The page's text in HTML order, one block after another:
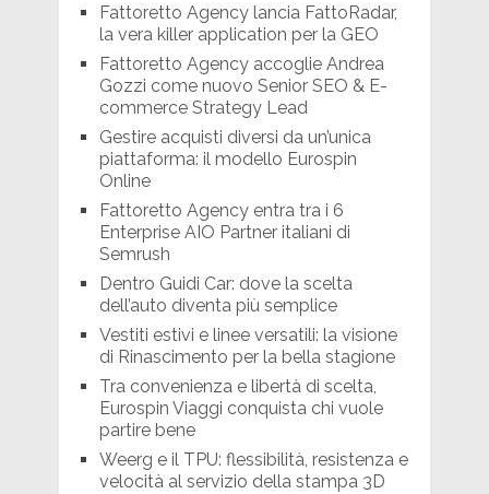
Fattoretto Agency lancia FattoRadar,
la vera killer application per la GEO
Fattoretto Agency accoglie Andrea
Gozzi come nuovo Senior SEO & E-
commerce Strategy Lead
Gestire acquisti diversi da un’unica
piattaforma: il modello Eurospin
Online
Fattoretto Agency entra tra i 6
Enterprise AIO Partner italiani di
Semrush
Dentro Guidi Car: dove la scelta
dell’auto diventa più semplice
Vestiti estivi e linee versatili: la visione
di Rinascimento per la bella stagione
Tra convenienza e libertà di scelta,
Eurospin Viaggi conquista chi vuole
partire bene
Weerg e il TPU: flessibilità, resistenza e
velocità al servizio della stampa 3D